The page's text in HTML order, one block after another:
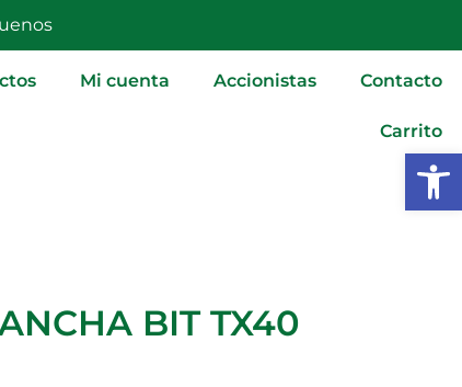
Mi cuenta Accionistas Contacto
Carrito
BIT TX40